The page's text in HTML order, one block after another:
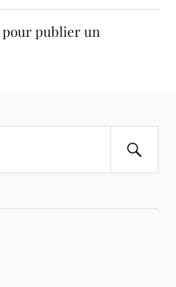
pour publier un